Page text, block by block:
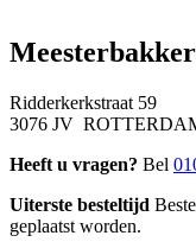
Ridderkerkstraat 59
3076 JV
Heeft u vragen? Bel
Uiterste besteltijd
geplaatst worden.